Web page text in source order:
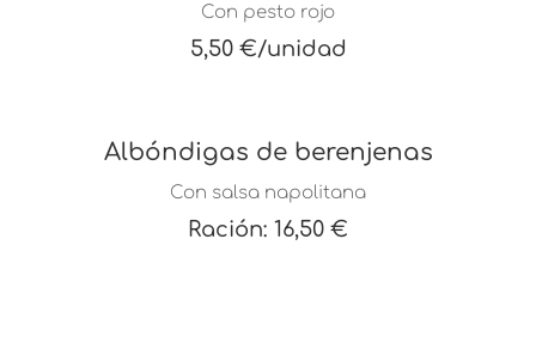
Con pesto rojo
5,50 €/unidad
Albóndigas de berenjenas
Con salsa napolitana
Ración: 16,50 €